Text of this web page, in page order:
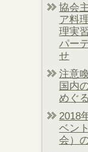
協会
ア料
理実
パー
せ
注意
国内
めぐ
2018
ベン
会）